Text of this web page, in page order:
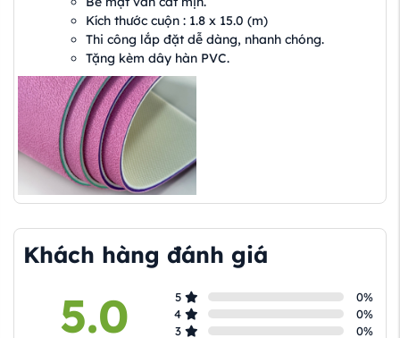
Kích thước cuộn : 1.8 x 15.0 (m)
Thi công lắp đặt dễ dàng, nhanh chóng.
Tặng kèm dây hàn PVC.
Khách hàng đánh giá
5.0 5 0%
4
0%
3
0%